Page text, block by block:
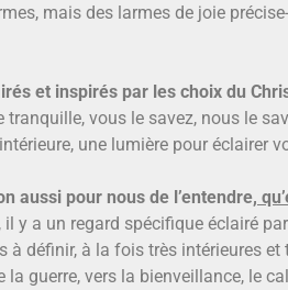
mais des larmes de joie
et inspirés par les choix du
vous le savez, nous le
une lumière pour éclairer
aussi pour nous de l’entendre,
y a un regard spécifique éclairé
définir, à la fois très intérieures et
guerre, vers la bienveillance, le